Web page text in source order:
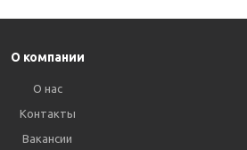
О компании
О нас
Контакты
Вакансии